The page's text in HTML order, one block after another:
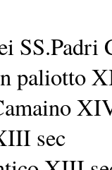
paliotto
sec